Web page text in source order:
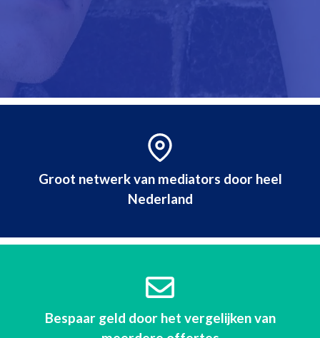
Groot netwerk van mediators door heel
Nederland
Bespaar geld door het vergelijken van